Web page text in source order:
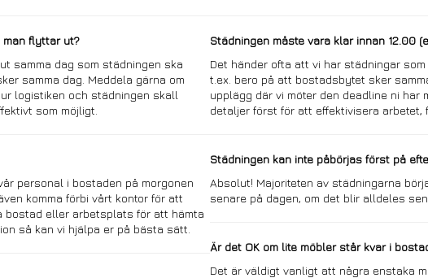
man flyttar ut?
samma dag som städningen ska
samma dag. Meddela gärna om
logistiken och städningen skall
som möjligt.
personal i bostaden på morgonen
komma förbi vårt kontor för att
bostad eller arbetsplats för att hämta
så kan vi hjälpa er på bästa sätt.
Städningen måste vara klar innan 12.00
Det händer ofta att vi har städningar
t.ex. bero på att bostadsbytet sker
upplägg där vi möter den deadline ni har
detaljer först för att effektivisera arbetet,
Städningen kan inte påbörjas först på
Absolut! Majoriteten av städningarna
senare på dagen, om det blir alldeles
Är det OK om lite möbler står kvar i
Det är väldigt vanligt att några enstaka